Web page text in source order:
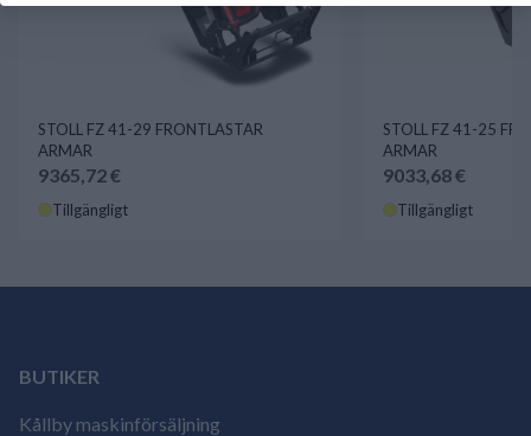
STOLL FZ 41-29 FRONTLASTAR
ARMAR
9365,72 €
Tillgängligt
STOLL FZ 41-25
ARMAR
9033,68 €
Tillgängligt
BUTIKER
Kållby maskinförsäljning